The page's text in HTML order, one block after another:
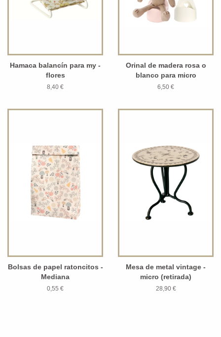
Hamaca balancín para my -
flores
8,40 €
Orinal de madera rosa o
blanco para micro
6,50 €
Bolsas de papel ratoncitos -
Mediana
0,55 €
Mesa de metal vintage -
micro (retirada)
28,90 €